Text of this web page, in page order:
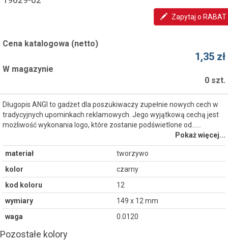
Zapytaj o RABAT
Cena katalogowa (netto)
1,35 zł
W magazynie
0 szt.
Długopis ANGI to gadżet dla poszukiwaczy zupełnie nowych cech w
tradycyjnych upominkach reklamowych. Jego wyjątkową cechą jest
możliwość wykonania logo, które zostanie podświetlone od...…
Pokaż więcej...
materiał
tworzywo
kolor
czarny
kod koloru
12
wymiary
149 x 12 mm
waga
0.0120
Pozostałe kolory